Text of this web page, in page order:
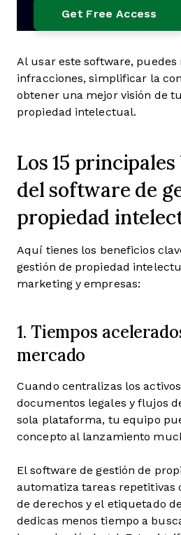
Al usar este software,
infracciones, simplificar la
obtener una mejor visión de
propiedad intelectual.
Los 15
del software de
propiedad
Aquí tienes los beneficios
gestión de propiedad
marketing y empresas:
1. Tiempos
mercado
Cuando centralizas los
documentos legales y flujos
sola plataforma, tu equipo
concepto al lanzamiento
El software de gestión de
automatiza tareas repetitivas
de derechos y el etiquetado
dedicas menos tiempo a